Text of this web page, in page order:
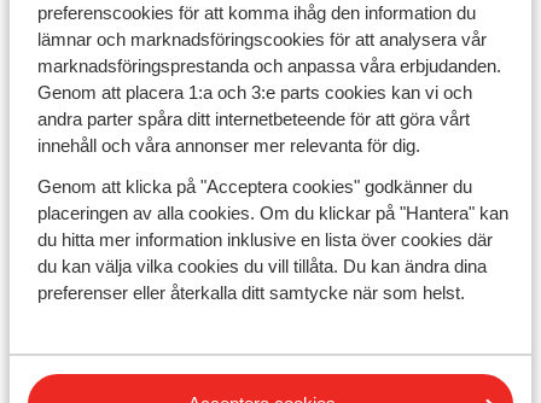
preferenscookies för att komma ihåg den information du
lämnar och marknadsföringscookies för att analysera vår
marknadsföringsprestanda och anpassa våra erbjudanden.
Genom att placera 1:a och 3:e parts cookies kan vi och
andra parter spåra ditt internetbeteende för att göra vårt
innehåll och våra annonser mer relevanta för dig.
Genom att klicka på "Acceptera cookies" godkänner du
placeringen av alla cookies. Om du klickar på "Hantera" kan
du hitta mer information inklusive en lista över cookies där
du kan välja vilka cookies du vill tillåta. Du kan ändra dina
preferenser eller återkalla ditt samtycke när som helst.
Föreställ dig att vakna upp nära stranden, med utsikt
över den 68 meter höga fyren i Maspalomas. Bara några
steg – sedan känner du sanden mellan tårna.
Maspalomas på Gran Canaria är fullt av möjligheter.
Här väntar hotell som passar perfekt för en
familjesemester. Barnen kan plaska i poolen, det finns
underhållning för alla åldrar och rummen är rymliga och
bekväma. Allt för en semester där hela familjen kan
koppla av. Reser du med någon du tycker extra mycket
om? Välj ett charmigt boutiquehotell. När solen går ner
över de gyllene sanddynerna är stämningen svår att slå.
Semesteraktiviteter i Maspalomas